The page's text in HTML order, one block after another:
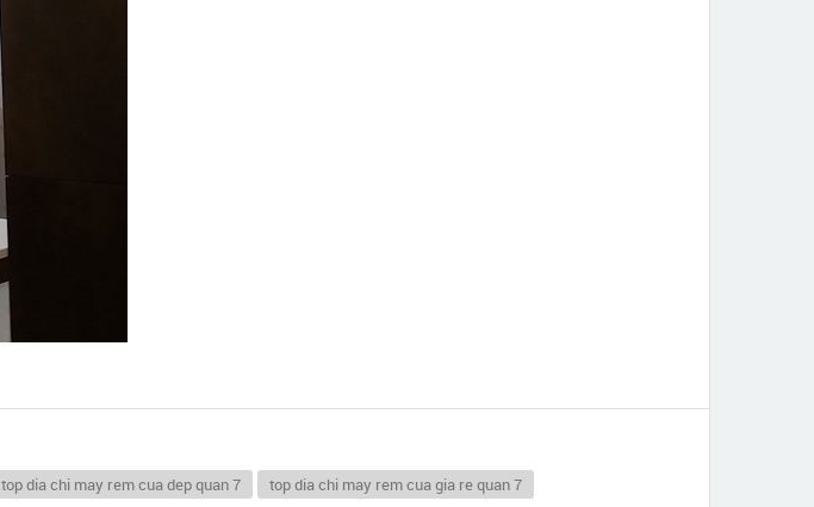
top dia chi may rem cua dep quan 7 top dia chi may rem cua gia re quan 7